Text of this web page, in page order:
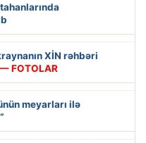
XİN rəhbəri
— FOTOLAR
meyarları ilə